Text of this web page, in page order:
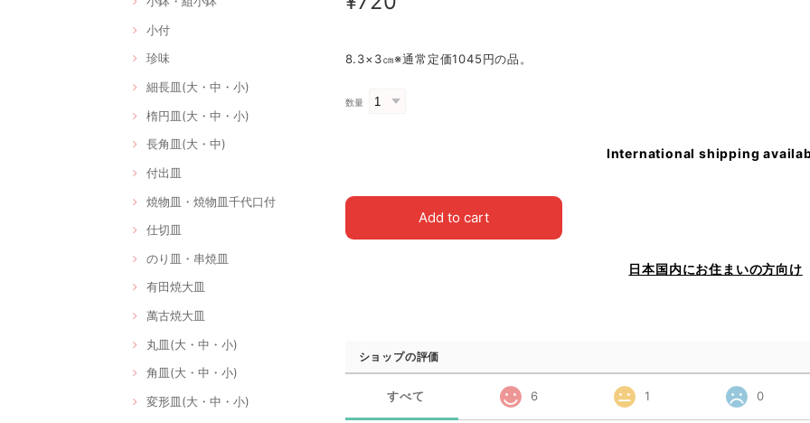
小付
珍味
細長皿(大・中・小)
楕円皿(大・中・小)
長角皿(大・中)
付出皿
焼物皿・焼物皿千代口付
仕切皿
のり皿・串焼皿
有田焼大皿
萬古焼大皿
丸皿(大・中・小)
角皿(大・中・小)
変形皿(大・中・小)
8.3×3㎝※通常定価1045円の品。
数量
International shipping
Add to cart
日本国内にお住まいの方向け
ショップの評価
すべて 6 1 0